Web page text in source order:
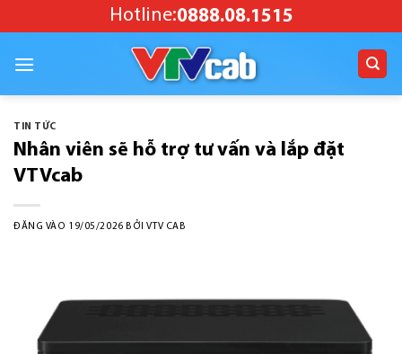
qua
Hotline:0888.08.1515
TIN TỨC
Nhân viên sẽ hỗ trợ tư vấn và lắp đặt
VTVcab
ĐĂNG VÀO 19/05/2026 BỞIVTV CAB